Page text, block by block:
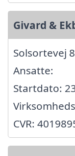
Givard &
Solsortevej
Ansatte:
Startdato:
CVR: